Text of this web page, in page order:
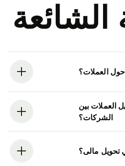
الشائعة
العملات؟
بين
الشركات؟
مالى؟